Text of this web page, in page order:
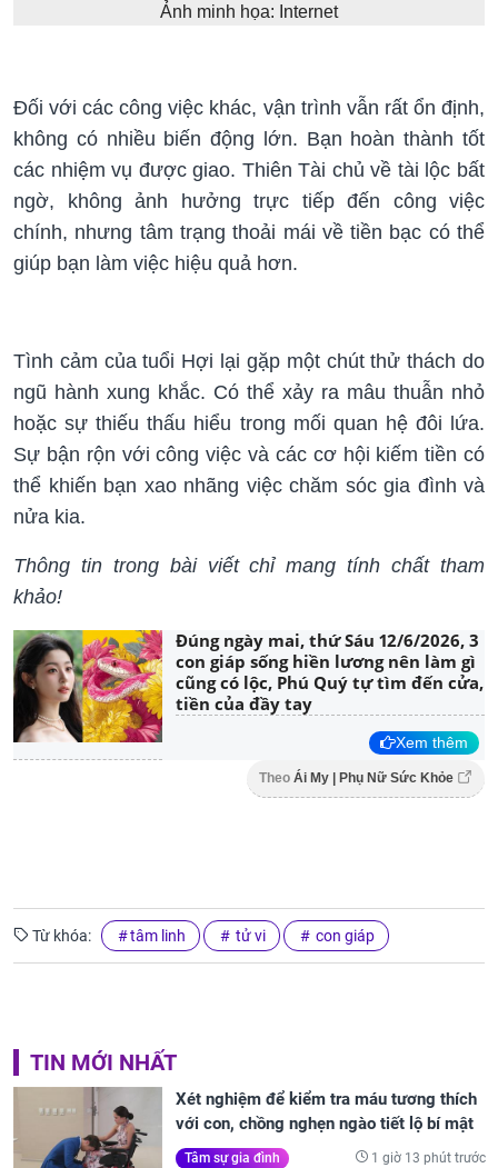
Ảnh minh họa: Internet
Đối với các công việc khác, vận trình vẫn rất ổn định,
không có nhiều biến động lớn. Bạn hoàn thành tốt
các nhiệm vụ được giao. Thiên Tài chủ về tài lộc bất
ngờ, không ảnh hưởng trực tiếp đến công việc
chính, nhưng tâm trạng thoải mái về tiền bạc có thể
giúp bạn làm việc hiệu quả hơn.
Tình cảm của tuổi Hợi lại gặp một chút thử thách do
ngũ hành xung khắc. Có thể xảy ra mâu thuẫn nhỏ
hoặc sự thiếu thấu hiểu trong mối quan hệ đôi lứa.
Sự bận rộn với công việc và các cơ hội kiếm tiền có
thể khiến bạn xao nhãng việc chăm sóc gia đình và
nửa kia.
Thông tin trong bài viết chỉ mang tính chất tham
khảo!
Đúng ngày mai, thứ Sáu 12/6/2026, 3
con giáp sống hiền lương nên làm gì
cũng có lộc, Phú Quý tự tìm đến cửa,
tiền của đầy tay
Xem thêm
Theo Ái My | Phụ Nữ Sức Khỏe
Từ khóa: tâm linh tử vi con giáp
TIN MỚI NHẤT
Xét nghiệm để kiểm tra máu tương thích
với con, chồng nghẹn ngào tiết lộ bí mật
Tâm sự gia đình 1 giờ 13 phút trước